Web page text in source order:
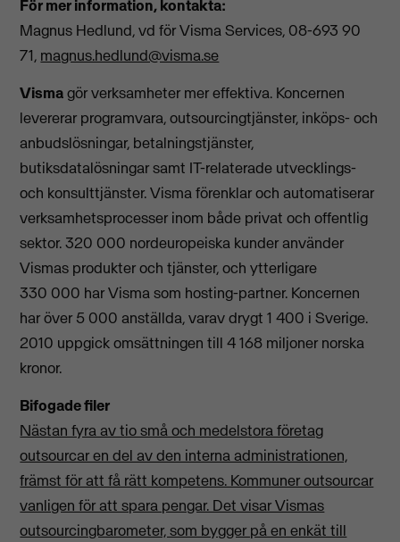
För mer information, kontakta:
Magnus Hedlund, vd för Visma Services, 08-693 90
71, magnus.hedlund@visma.se
Vismagör verksamheter mer effektiva. Koncernen
levererar programvara, outsourcingtjänster, inköps- och
anbudslösningar, betalningstjänster,
butiksdatalösningar samt IT-relaterade utvecklings-
och konsulttjänster. Visma förenklar och automatiserar
verksamhetsprocesser inom både privat och offentlig
sektor. 320 000 nordeuropeiska kunder använder
Vismas produkter och tjänster, och ytterligare
330 000 har Visma som hosting-partner. Koncernen
har över 5 000 anställda, varav drygt 1 400 i Sverige.
2010 uppgick omsättningen till 4 168 miljoner norska
kronor.
Bifogade filer
Nästan fyra av tio små och medelstora företag
outsourcar en del av den interna administrationen,
främst för att få rätt kompetens. Kommuner outsourcar
vanligen för att spara pengar. Det visar Vismas
outsourcingbarometer, som bygger på en enkät till